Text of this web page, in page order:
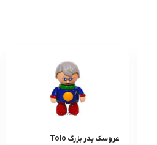
عروسک پدر بزرگ Tolo